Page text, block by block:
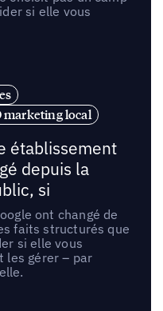
si elle vous
marketing local
établissement
depuis la
si
ont changé de
faits structurés que
si elle vous
les gérer – par